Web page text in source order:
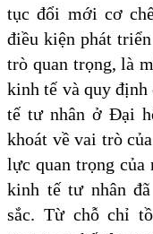
tục đổi mới cơ
điều kiện phát
trò quan trọng, là
kinh tế và quy định
tế tư nhân ở Đại
khoát về vai trò
lực quan trọng
kinh tế tư nhân
sắc. Từ chỗ chỉ